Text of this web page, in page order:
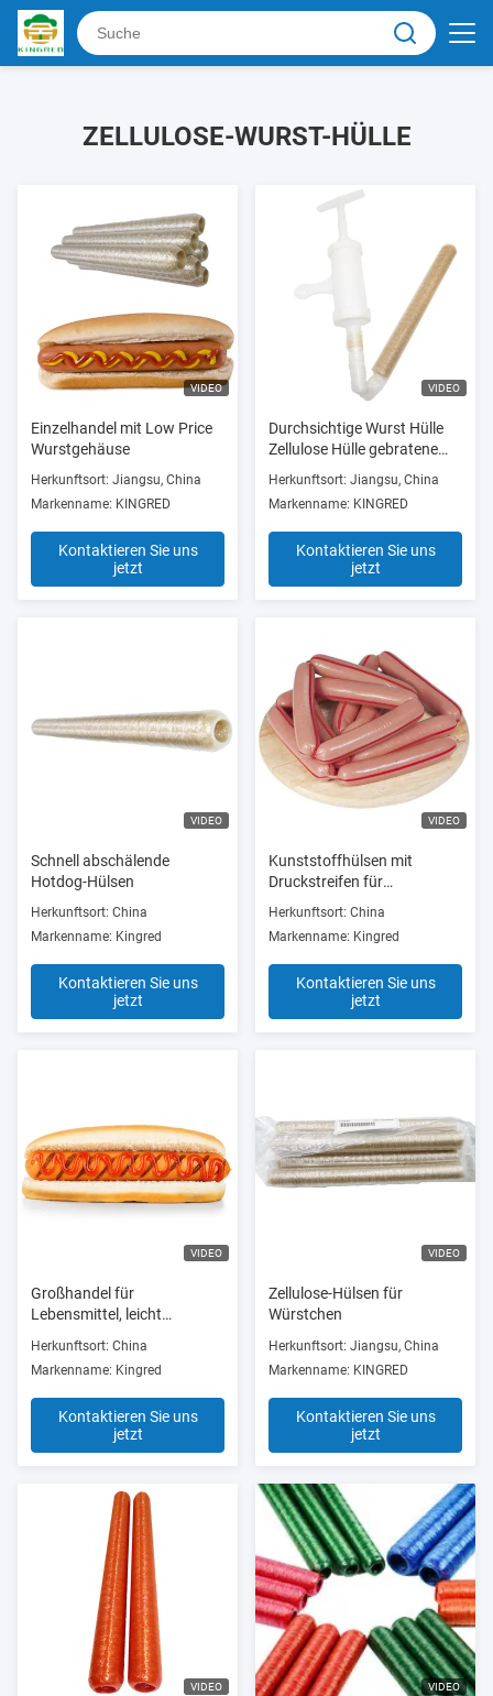
ZELLULOSE-WURST-HÜLLE
VIDEO
Einzelhandel mit Low Price
Wurstgehäuse
Herkunftsort: Jiangsu, China
Markenname: KINGRED
Kontaktieren Sie uns
jetzt
VIDEO
Durchsichtige Wurst Hülle
Zellulose Hülle gebratene
Durchlässige Wurst Hülle
Herkunftsort: Jiangsu, China
Markenname: KINGRED
Kontaktieren Sie uns
jetzt
VIDEO
Schnell abschälende
Hotdog-Hülsen
Herkunftsort: China
Markenname: Kingred
Kontaktieren Sie uns
jetzt
VIDEO
Kunststoffhülsen mit
Druckstreifen für
Herkunftsort: China
Markenname: Kingred
Kontaktieren Sie uns
jetzt
VIDEO
Großhandel für
Lebensmittel, leicht
Zellulosegehäuse für Wurst
Herkunftsort: China
Markenname: Kingred
Kontaktieren Sie uns
jetzt
VIDEO
Zellulose-Hülsen für
Würstchen
Herkunftsort: Jiangsu, China
Markenname: KINGRED
Kontaktieren Sie uns
jetzt
VIDEO VIDEO